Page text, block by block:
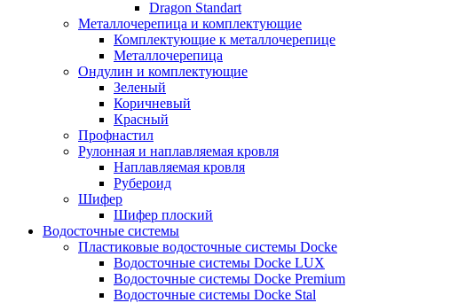
Dragon Standart
Металлочерепица и комплектующие
Комплектующие к металлочерепице
Металлочерепица
Ондулин и комплектующие
Зеленый
Коричневый
Красный
Профнастил
Рулонная и наплавляемая кровля
Наплавляемая кровля
Рубероид
Шифер
Шифер плоский
Водосточные системы
Пластиковые водосточные системы Docke
Водосточные системы Docke LUX
Водосточные системы Docke Premium
Водосточные системы Docke Stal